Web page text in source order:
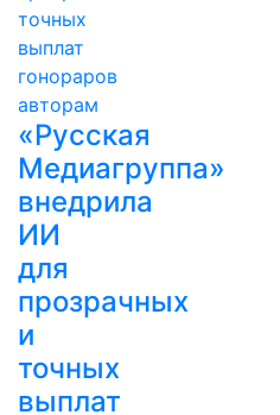
«Русская
Медиагруппа»
внедрила
ИИ
для
прозрачных
и
точных
выплат